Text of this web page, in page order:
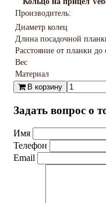
Производитель:
Диаметр колец
Длина посадочной
Расстояние от планки до
Вес
Материал
В корзину
Задать вопрос о
Имя
Телефон
Email